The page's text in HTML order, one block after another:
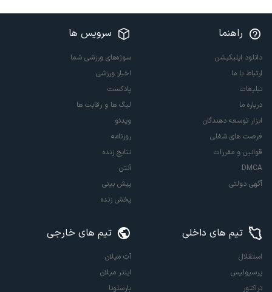
راهنما
دانلود اپلیکیشن
ارتباط با ما
تبلیغات
درباره ما
ابزار توسعه دهندگان
فرصت های شغلی
قوانین و مقررات
DMCA
آگهی دولتی
سرویس ها
سوژه‌های ورزشی شما
اخبار ورزشی
پادکست
لیگ ها و رقابت ها
ویدئو
روزنامه
نتایج زنده
آنتن
پیش بینی
پخش زنده
تیم های داخلی
استقلال
پرسپولیس
تراکتور
تیم های خارجی
آث میلان
اینتر میلان
بارسلونا